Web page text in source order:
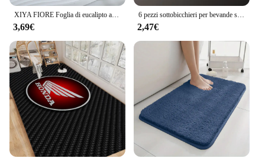
XIYA FIORE Foglia di eucalipto artificiale Pianta in vaso Vaso di personaggi in miniatura nero Materiale PE all'ingrosso per la decorazione domestica
3,69€
6 pezzi sottobicchieri per bevande set per accessori per il tè Kungfu stoviglie rotonde tovaglietta piatto tappetino in rattan tessuto tazza diametro 8 cm
2,47€